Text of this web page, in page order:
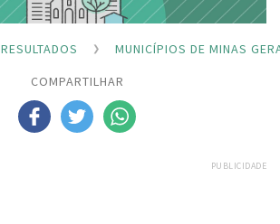
RESULTADOS
MUNICÍPIOS DE MINAS
COMPARTILHAR
PUBLICIDADE